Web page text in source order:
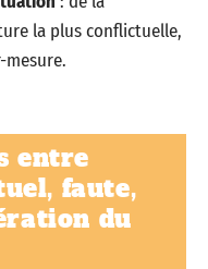
la plus conflictuelle,
entre
faute,
du